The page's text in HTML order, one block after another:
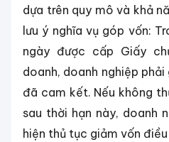
dựa trên quy mô và khả
lưu ý nghĩa vụ góp vốn:
ngày được cấp Giấy
doanh, doanh nghiệp
đã cam kết. Nếu không
sau thời hạn này, doanh
hiện thủ tục giảm vốn